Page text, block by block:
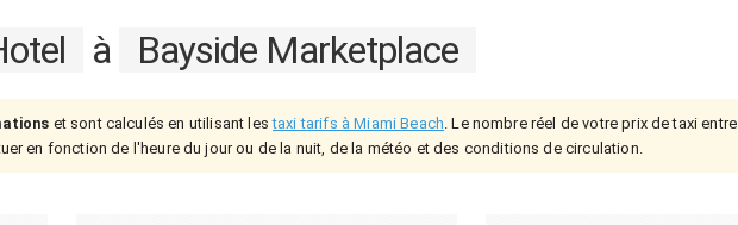
à Bayside Marketplace
et sont calculés en utilisant lestaxi tarifs à Miami Beach. Le nombre réel de votre prix de taxi entre
en fonction de l'heure du jour ou de la nuit, de la météo et des conditions de circulation.